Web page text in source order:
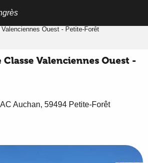
Ouest - Petite-Forêt
Valenciennes Ouest -
Auchan, 59494 Petite-Forêt
favoris